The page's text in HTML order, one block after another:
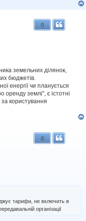
0
земельних ділянок,
бюджетів.
енергії чи планується
землі", є істотні
користування
0
тарифи, не включить в
організації